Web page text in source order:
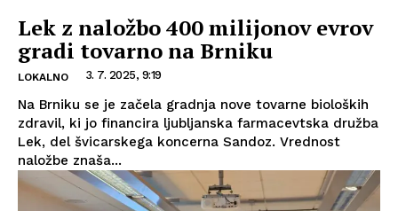
Lek z naložbo 400 milijonov evrov
gradi tovarno na Brniku
LOKALNO 3. 7. 2025, 9:19
Na Brniku se je začela gradnja nove tovarne bioloških
zdravil, ki jo financira ljubljanska farmacevtska družba
Lek, del švicarskega koncerna Sandoz. Vrednost
naložbe znaša...